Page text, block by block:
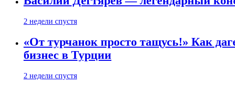
2 недели спустя
«От турчанок просто тащусь!» Как
бизнес в Турции
2 недели спустя